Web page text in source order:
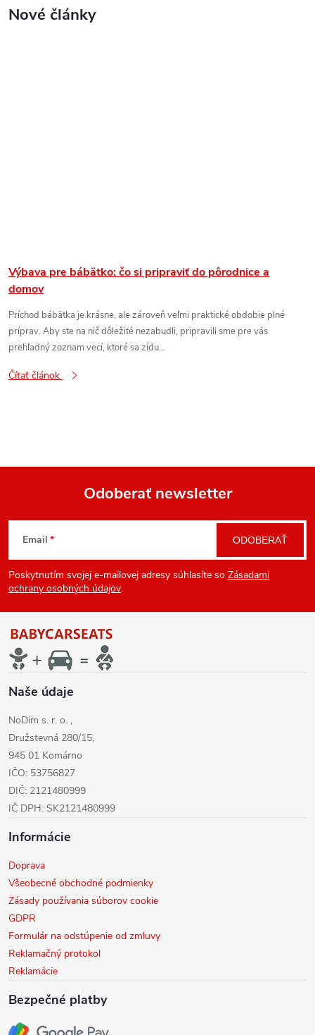
Nové články
Výbava pre bábätko: čo si pripraviť do pôrodnice a
domov
Príchod bábätka je krásne, ale zároveň veľmi praktické obdobie plné
príprav. Aby ste na nič dôležité nezabudli, pripravili sme pre vás
prehľadný zoznam vecí, ktoré sa zídu...
Čítať článok
Z
á
p
ä
e
Odoberať newsletter
Email
Poskytnutím svojej e-mailovej adresy súhlasíte so Zásadami
ochrany osobných údajov.
ODOBERAŤ
Naše údaje
NoDim s. r. o. ,
Družstevná 280/15,
945 01 Komárno
IČO: 53756827
DIČ: 2121480999
IČ DPH: SK2121480999
Informácie
Doprava
Všeobecné obchodné podmienky
Zásady používania súborov cookie
GDPR
Formulár na odstúpenie od zmluvy
Reklamačný protokol
Reklamácie
Bezpečné platby